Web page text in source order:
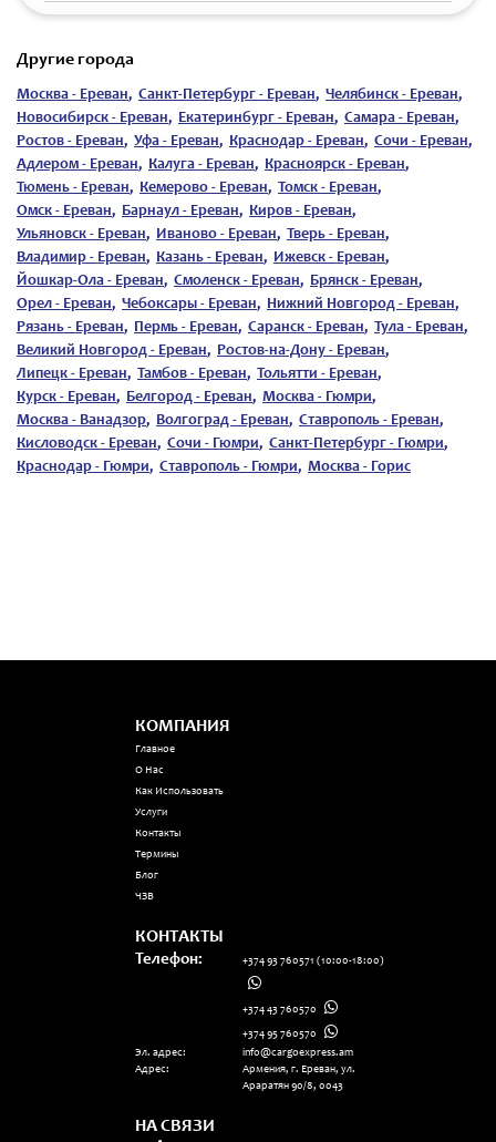
Другие города
Москва - Ереван, Санкт-Петербург - Ереван, Челябинск - Ереван,
Новосибирск - Ереван, Екатеринбург - Ереван, Самара - Ереван,
Ростов - Ереван, Уфа - Ереван, Краснодар - Ереван, Сочи - Ереван,
Адлером - Ереван, Калуга - Ереван, Красноярск - Ереван,
Тюмень - Ереван, Кемерово - Ереван, Томск - Ереван,
Омск - Ереван, Барнаул - Ереван, Киров - Ереван,
Ульяновск - Ереван, Иваново - Ереван, Тверь - Ереван,
Владимир - Ереван, Казань - Ереван, Ижевск - Ереван,
Йошкар-Ола - Ереван, Смоленск - Ереван, Брянск - Ереван,
Орел - Ереван, Чебоксары - Ереван, Нижний Новгород - Ереван,
Рязань - Ереван, Пермь - Ереван, Саранск - Ереван, Тула - Ереван,
Великий Новгород - Ереван, Ростов-на-Дону - Ереван,
Липецк - Ереван, Тамбов - Ереван, Тольятти - Ереван,
Курск - Ереван, Белгород - Ереван, Москва - Гюмри,
Москва - Ванадзор, Волгоград - Ереван, Ставрополь - Ереван,
Кисловодск - Ереван, Сочи - Гюмри, Санкт-Петербург - Гюмри,
Краснодар - Гюмри, Ставрополь - Гюмри, Москва - Горис
КОМПАНИЯ
Главное
О Нас
Как Использовать
Услуги
Контакты
Термины
Блог
ЧЗВ
КОНТАКТЫ
Телефон: +374 93 760571 (10:00-18:00)
+374 43 760570
+374 95 760570
Эл. адрес:
info@cargoexpress.am
Адрес:
Армения, г. Ереван, ул.
Араратян 90/8, 0043
НА СВЯЗИ